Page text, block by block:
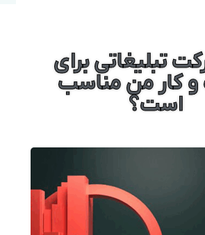
تبلیغاتی برای
کار من مناسب
است؟